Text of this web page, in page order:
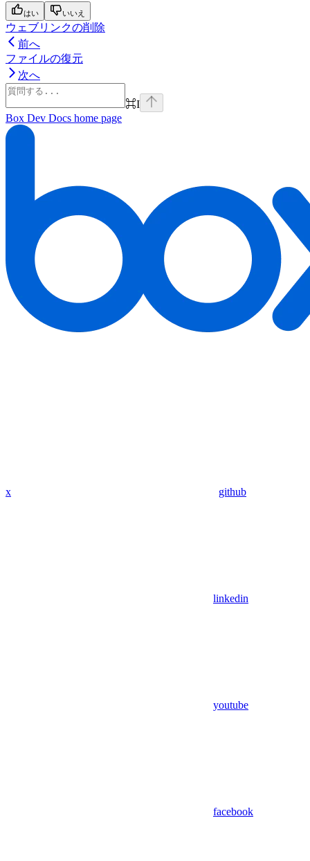
はい いいえ
ウェブリンクの削除
前へ
ファイルの復元
次へ
⌘I
Box Dev Docs home page
x github
linkedin
youtube
facebook